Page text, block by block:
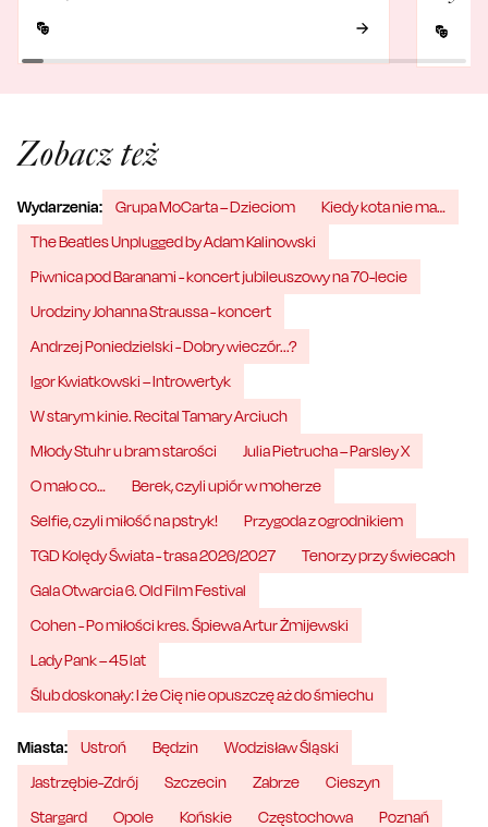
Zobacz też
Wydarzenia: Grupa MoCarta – Dzieciom
Kiedy kota nie ma…
The Beatles Unplugged by Adam Kalinowski
Piwnica pod Baranami - koncert jubileuszowy na 70-lecie
Urodziny Johanna Straussa - koncert
Andrzej Poniedzielski - Dobry wieczór...?
Igor Kwiatkowski – Introwertyk
W starym kinie. Recital Tamary Arciuch
Młody Stuhr u bram starości
Julia Pietrucha – Parsley X
O mało co…
Berek, czyli upiór w moherze
Selfie, czyli miłość na pstryk!
Przygoda z ogrodnikiem
TGD Kolędy Świata - trasa 2026/2027
Tenorzy przy świecach
Gala Otwarcia 6. Old Film Festival
Cohen - Po miłości kres. Śpiewa Artur Żmijewski
Lady Pank – 45 lat
Ślub doskonały: I że Cię nie opuszczę aż do śmiechu
Miasta: Ustroń Będzin
Wodzisław Śląski
Jastrzębie-Zdrój
Szczecin Zabrze
Cieszyn
Stargard
Opole Końskie Częstochowa
Poznań